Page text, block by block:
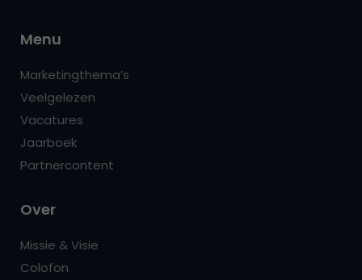
Menu
Marketingthema’s
Veelgelezen
Vacatures
Jaarboek
Partnercontent
Over
Missie & Visie
Colofon